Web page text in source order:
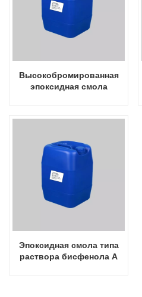
Высокобромированная
эпоксидная смола
Эпоксидная смола типа
раствора бисфенола А